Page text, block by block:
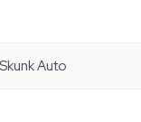
Auto